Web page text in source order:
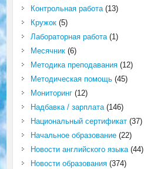
Контрольная работа(13)
Кружок(5)
Лабораторная работа(1)
Месячник(6)
Методика преподавания(12)
Методическая помощь(45)
Мониторинг(12)
Надбавка / зарплата(146)
Национальный сертификат(37)
Начальное образование(22)
Новости английского языка(44)
Новости образования(374)